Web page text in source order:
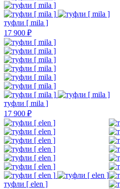
туфли [ mila ]
17 900 ₽
туфли [ mila ]
17 900 ₽
туфли [ elen ]